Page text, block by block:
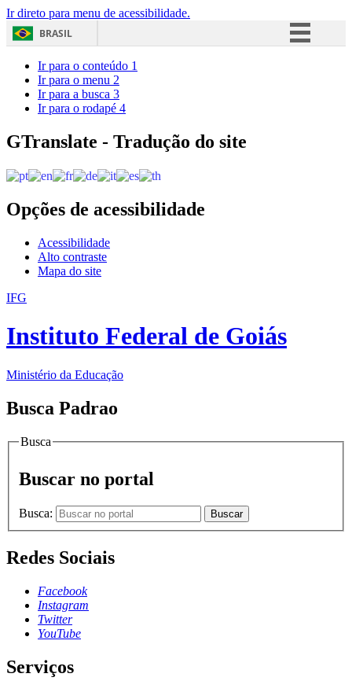
Ir direto para menu de acessibilidade.
BRASIL
Acesso à informação
Ir para o conteúdo 1
Ir para o menu 2
Ir para a busca 3
Ir para o rodapé 4
GTranslate - Tradução do site
Opções de acessibilidade
Acessibilidade
Alto contraste
Mapa do site
IFG
Instituto Federal de Goiás
Ministério da Educação
Busca Padrao
Busca
Buscar no portal
Busca: Buscar
Redes Sociais
Facebook
Instagram
Twitter
YouTube
Serviços